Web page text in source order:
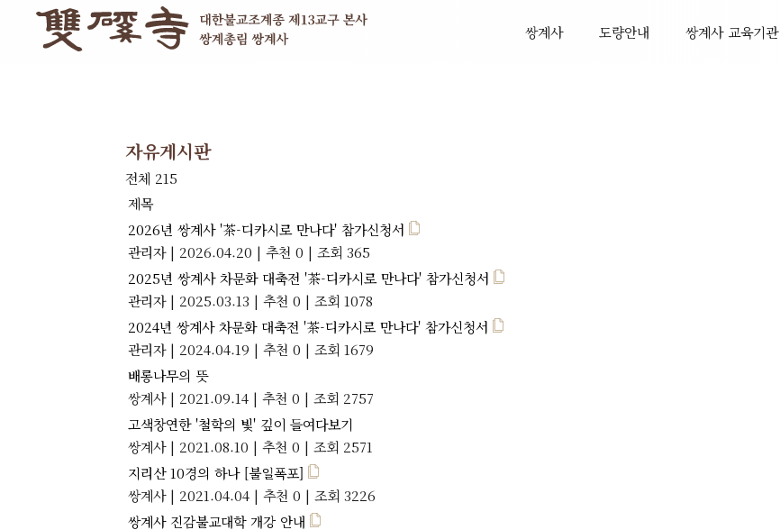
쌍계사 도량안내 쌍계사 교육기관
자유게시판
전체 215
제목
2026년 쌍계사 '茶-디카시로 만나다' 참가신청서
관리자 | 2026.04.20 | 추천 0 | 조회 365
2025년 쌍계사 차문화 대축전 '茶-디카시로 만나다' 참가신청서
관리자 | 2025.03.13 | 추천 0 | 조회 1078
2024년 쌍계사 차문화 대축전 '茶-디카시로 만나다' 참가신청서
관리자 | 2024.04.19 | 추천 0 | 조회 1679
배롱나무의 뜻
쌍계사 | 2021.09.14 | 추천 0 | 조회 2757
고색창연한 '철학의 빛' 깊이 들여다보기
쌍계사 | 2021.08.10 | 추천 0 | 조회 2571
지리산 10경의 하나 [불일폭포]
쌍계사 | 2021.04.04 | 추천 0 | 조회 3226
쌍계사 진감불교대학 개강 안내